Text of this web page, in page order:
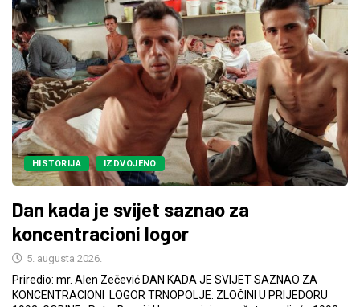
HISTORIJA IZDVOJENO
Dan kada je svijet saznao za
koncentracioni logor
5. augusta 2026.
Priredio: mr. Alen Zečević DAN KADA JE SVIJET SAZNAO ZA
KONCENTRACIONI LOGOR TRNOPOLJE: ZLOČINI U PRIJEDORU